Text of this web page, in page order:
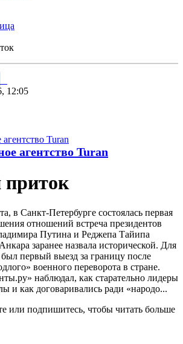
12:05
агентство Turan
приток
в Санкт-Петербурге состоялась первая
отношений встреча президентов
Путина и Реджепа Тайипа
заранее назвала исторической. Для
первый выезд за границу после
военного переворота в стране.
наблюдал, как старательно лидеры
и как договаривались ради «народо...
или подпишитесь, чтобы читать больше